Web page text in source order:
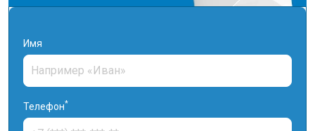
Имя
Телефон*